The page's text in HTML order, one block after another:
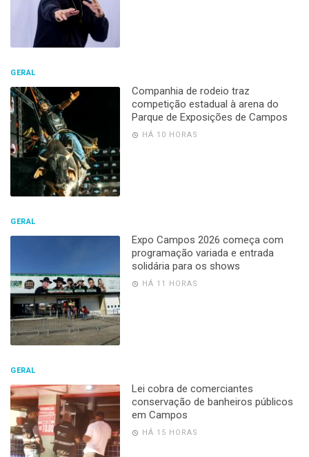
GERAL
Companhia de rodeio traz
competição estadual à arena do
Parque de Exposições de Campos
HÁ 10 HORAS
GERAL
Expo Campos 2026 começa com
programação variada e entrada
solidária para os shows
HÁ 11 HORAS
GERAL
Lei cobra de comerciantes
conservação de banheiros públicos
em Campos
HÁ 15 HORAS